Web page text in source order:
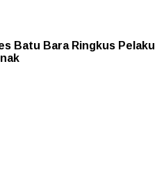
Batu Bara Ringkus Pelaku